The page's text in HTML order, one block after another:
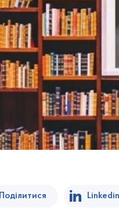
Поділитися Linkedin